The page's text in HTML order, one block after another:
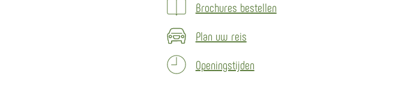
Brochures bestellen
Plan uw reis
Openingstijden